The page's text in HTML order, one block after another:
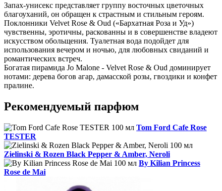
Запах-унисекс представляет группу восточных цветочных
благоуханий, он обращен к страстным и стильным героям.
Поклонники Velvet Rose & Oud («Бархатная Роза и Уд»)
чувственны, эротичны, раскованны и в совершенстве владеют
искусством обольщения. Туалетная вода подойдет для
использования вечером и ночью, для любовных свиданий и
романтических встреч.
Богатая пирамида Jo Malone - Velvet Rose & Oud доминирует
нотами: дерева богов агар, дамасской розы, гвоздики и конфет
пралине.
Рекомендуемый парфюм
Tom Ford Cafe Rose
TESTER
Zielinski & Rozen Black Pepper & Amber, Neroli
By Kilian Princess
Rose de Mai